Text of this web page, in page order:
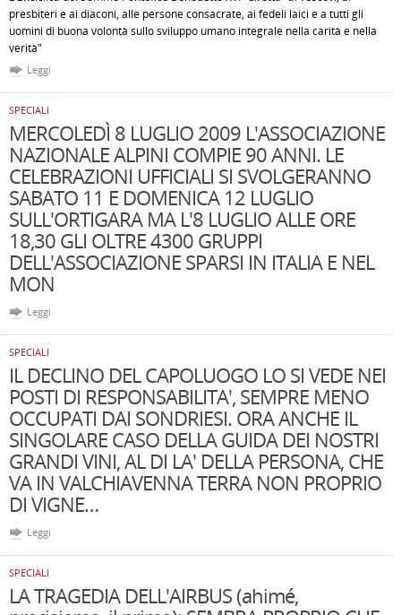
presbiteri e ai diaconi, alle persone consacrate, ai fedeli laici e a tutti gli
uomini di buona volontà sullo sviluppo umano integrale nella carità e nella
verità"
Leggi
SPECIALI
MERCOLEDÌ 8 LUGLIO 2009 L'ASSOCIAZIONE
NAZIONALE ALPINI COMPIE 90 ANNI. LE
CELEBRAZIONI UFFICIALI SI SVOLGERANNO
SABATO 11 E DOMENICA 12 LUGLIO
SULL'ORTIGARA MA L'8 LUGLIO ALLE ORE
18,30 GLI OLTRE 4300 GRUPPI
DELL'ASSOCIAZIONE SPARSI IN ITALIA E NEL
MON
Leggi
SPECIALI
IL DECLINO DEL CAPOLUOGO LO SI VEDE NEI
POSTI DI RESPONSABILITA', SEMPRE MENO
OCCUPATI DAI SONDRIESI. ORA ANCHE IL
SINGOLARE CASO DELLA GUIDA DEI NOSTRI
GRANDI VINI, AL DI LA' DELLA PERSONA, CHE
VA IN VALCHIAVENNA TERRA NON PROPRIO
DI VIGNE…
Leggi
SPECIALI
LA TRAGEDIA DELL'AIRBUS (ahimé,